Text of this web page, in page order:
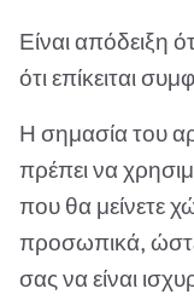
Είναι απόδειξη
ότι επίκειται
Η σημασία του
πρέπει να
που θα μείνετε
προσωπικά,
σας να είναι